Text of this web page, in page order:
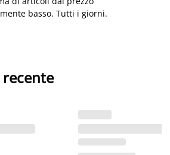
basso. Tutti i giorni.